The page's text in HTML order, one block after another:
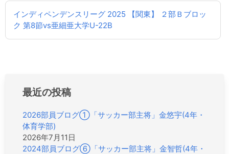
投
ビ
インディペンデンスリーグ 2025 【関東】 ２部Ｂブロッ
ク 第8節vs亜細亜大学U-22B
最近の投稿
2026部員ブログ①「サッカー部主将」金悠宇(4年・
体育学部)
2026年7月11日
2024部員ブログ⑥「サッカー部主将」金智哲(4年・